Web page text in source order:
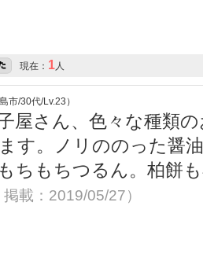
現在： 1人
市/30代/Lv.23）
屋さん、色々な種類
す。ノリののった醤
ちもちつるん。柏餅
載：2019/05/27）